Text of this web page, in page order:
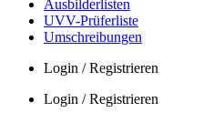
Ausbilderlisten
UVV-Prüferliste
Umschreibungen
Login / Registrieren
Login / Registrieren